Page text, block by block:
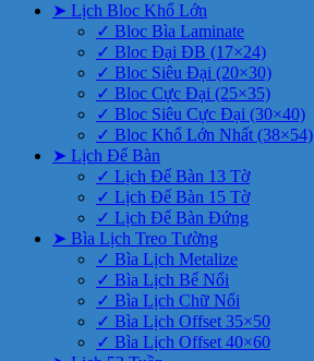
➤ Lịch Bloc Khổ Lớn
✓ Bloc Bìa Laminate
✓ Bloc Đại ĐB (17×24)
✓ Bloc Siêu Đại (20×30)
✓ Bloc Cực Đại (25×35)
✓ Bloc Siêu Cực Đại (30×40)
✓ Bloc Khổ Lớn Nhất (38×54)
➤ Lịch Để Bàn
✓ Lịch Để Bàn 13 Tờ
✓ Lịch Để Bàn 15 Tờ
✓ Lịch Để Bàn Đứng
➤ Bìa Lịch Treo Tường
✓ Bìa Lịch Metalize
✓ Bìa Lịch Bế Nổi
✓ Bìa Lịch Chữ Nổi
✓ Bìa Lịch Offset 35×50
✓ Bìa Lịch Offset 40×60